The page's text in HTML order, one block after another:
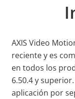
AXIS Video
reciente y es
en todos los
6.50.4 y
aplicación por